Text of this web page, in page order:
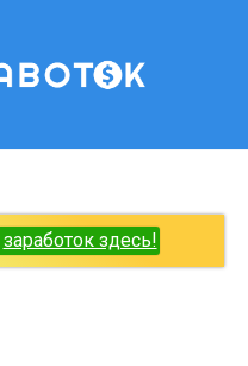
заработок здесь!